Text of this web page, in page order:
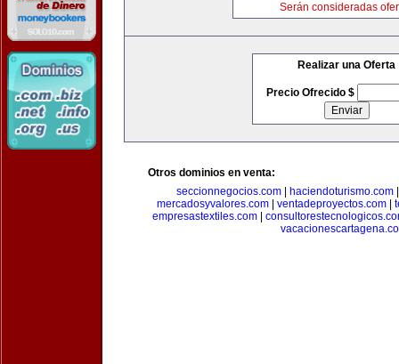
Serán consideradas
Realizar una Oferta
Precio Ofrecido $
Otros dominios en venta:
seccionnegocios.com
haciendoturismo.com
mercadosyvalores.com| ventadeproyectos.com|
empresastextiles.com|